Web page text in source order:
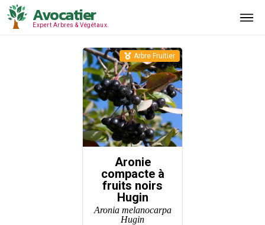
Avocatier
Expert Arbres & Végétaux.
Aronie
compacte à
fruits noirs
Hugin
Aronia melanocarpa
Hugin
Arbre Fruitier